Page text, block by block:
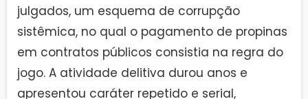
julgados, um esquema de corrupção
sistêmica, no qual o pagamento de propinas
em contratos públicos consistia na regra do
jogo. A atividade delitiva durou anos e
apresentou caráter repetido e serial,